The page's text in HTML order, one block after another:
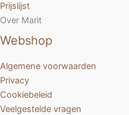
Prijslijst
Over Marit
Webshop
Algemene voorwaarden
Privacy
Cookiebeleid
Veelgestelde vragen